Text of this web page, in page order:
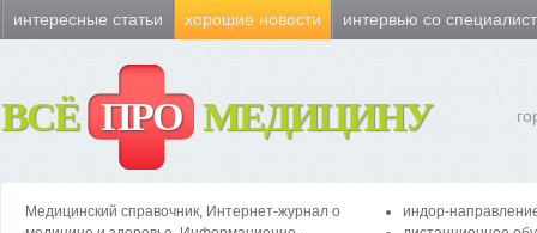
интересные статьи хорошие новости интервью со
ВСЁ ПРО МЕДИЦИНУ
Медицинский справочник, Интернет-журнал о
индор-